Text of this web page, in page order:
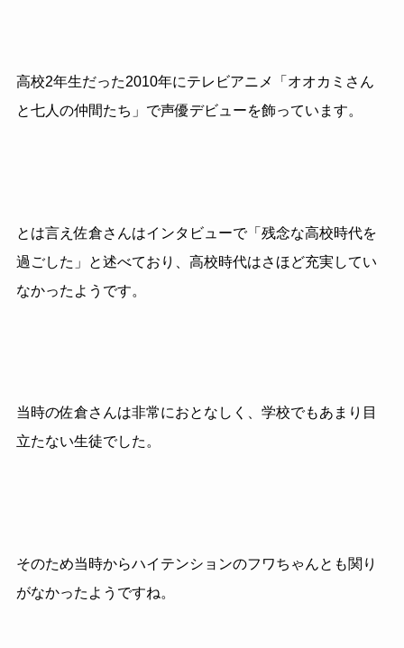
高校2年生だった2010年にテレビアニメ「オオカミさん
と七人の仲間たち」で声優デビューを飾っています。
とは言え佐倉さんはインタビューで「残念な高校時代を
過ごした」と述べており、高校時代はさほど充実してい
なかったようです。
当時の佐倉さんは非常におとなしく、学校でもあまり目
立たない生徒でした。
そのため当時からハイテンションのフワちゃんとも関り
がなかったようですね。